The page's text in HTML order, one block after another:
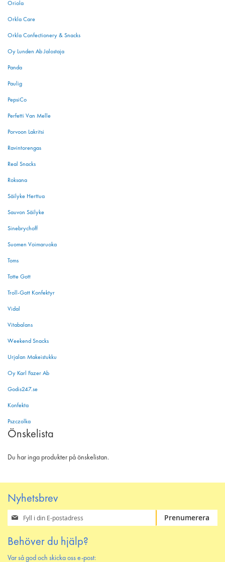
Oriola
Orkla Care
Orkla Confectionery & Snacks
Oy Lunden Ab Jalostaja
Panda
Paulig
PepsiCo
Perfetti Van Melle
Porvoon Lakritsi
Ravintorengas
Real Snacks
Roksana
Säilyke Herttua
Sauvon Säilyke
Sinebrychoff
Suomen Voimaruoka
Toms
Totte Gott
Troll-Gott Konfektyr
Vidal
Vitabalans
Weekend Snacks
Urjalan Makeistukku
Oy Karl Fazer Ab
Godis247.se
Konfekta
Pszczolka
Önskelista
Du har inga produkter på önskelistan.
Nyhetsbrev
Prenumerera
på
nyhetsbrev
Prenumerera
Behöver du hjälp?
Var så god och skicka oss e-post: